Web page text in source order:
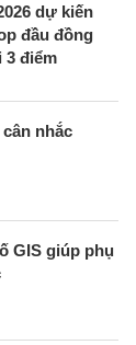
dự kiến
đầu đồng
3 điểm
nhắc
GIS giúp phụ